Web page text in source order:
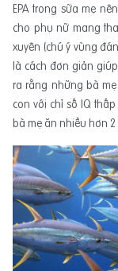
EPA trong sữa mẹ
cho phụ nữ mang
xuyên (chú ý vùng
là cách đơn giản
ra rằng những bà
con với chỉ số IQ
bà mẹ ăn nhiều hơn